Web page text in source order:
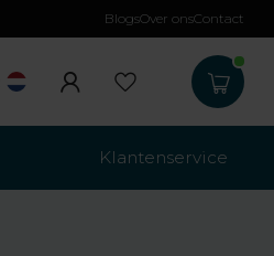
Gratis verzending
BlogsOver onsContact
Klantenservice